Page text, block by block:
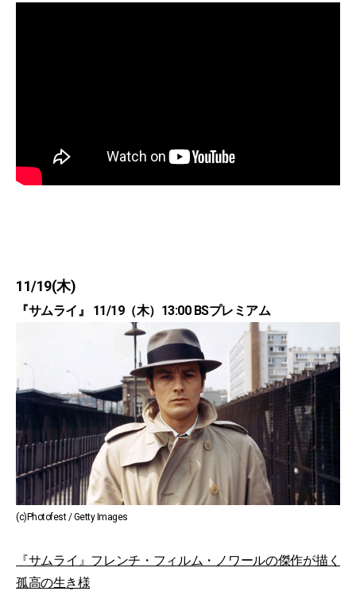
11/19(木)
『サムライ』 11/19（木）13:00 BSプレミアム
(c)Photofest / Getty Images
『サムライ』フレンチ・フィルム・ノワールの傑作が描く
孤高の生き様